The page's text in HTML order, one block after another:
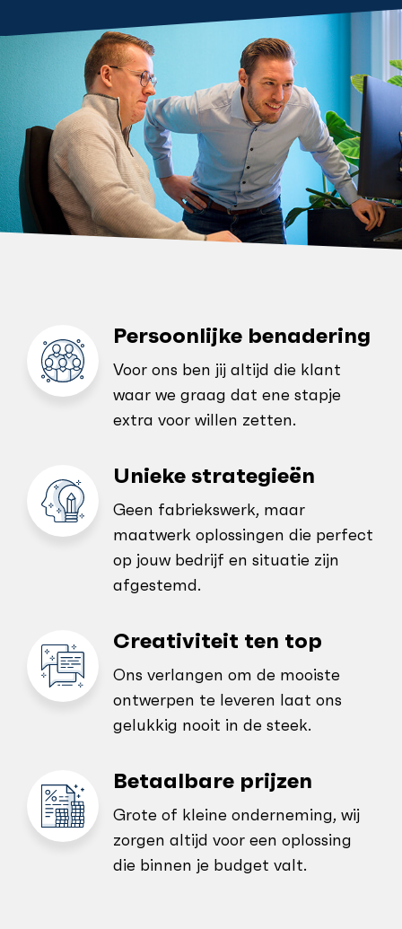
Persoonlijke benadering
Voor ons ben jij altijd die klant
waar we graag dat ene stapje
extra voor willen zetten.
Unieke strategieën
Geen fabriekswerk, maar
maatwerk oplossingen die perfect
op jouw bedrijf en situatie zijn
afgestemd.
Creativiteit ten top
Ons verlangen om de mooiste
ontwerpen te leveren laat ons
gelukkig nooit in de steek.
Betaalbare prijzen
Grote of kleine onderneming, wij
zorgen altijd voor een oplossing
die binnen je budget valt.